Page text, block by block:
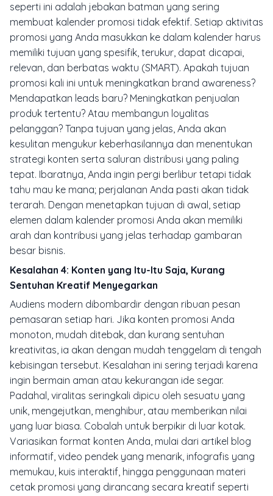
seperti ini adalah jebakan batman yang sering
membuat kalender promosi tidak efektif. Setiap aktivitas
promosi yang Anda masukkan ke dalam kalender harus
memiliki tujuan yang spesifik, terukur, dapat dicapai,
relevan, dan berbatas waktu (SMART). Apakah tujuan
promosi kali ini untuk meningkatkan brand awareness?
Mendapatkan leads baru? Meningkatkan penjualan
produk tertentu? Atau membangun loyalitas
pelanggan? Tanpa tujuan yang jelas, Anda akan
kesulitan mengukur keberhasilannya dan menentukan
strategi konten serta saluran distribusi yang paling
tepat. Ibaratnya, Anda ingin pergi berlibur tetapi tidak
tahu mau ke mana; perjalanan Anda pasti akan tidak
terarah. Dengan menetapkan tujuan di awal, setiap
elemen dalam kalender promosi Anda akan memiliki
arah dan kontribusi yang jelas terhadap gambaran
besar bisnis.
Kesalahan 4: Konten yang Itu-Itu Saja, Kurang
Sentuhan Kreatif Menyegarkan
Audiens modern dibombardir dengan ribuan pesan
pemasaran setiap hari. Jika konten promosi Anda
monoton, mudah ditebak, dan kurang sentuhan
kreativitas, ia akan dengan mudah tenggelam di tengah
kebisingan tersebut. Kesalahan ini sering terjadi karena
ingin bermain aman atau kekurangan ide segar.
Padahal, viralitas seringkali dipicu oleh sesuatu yang
unik, mengejutkan, menghibur, atau memberikan nilai
yang luar biasa. Cobalah untuk berpikir di luar kotak.
Variasikan format konten Anda, mulai dari artikel blog
informatif, video pendek yang menarik, infografis yang
memukau, kuis interaktif, hingga penggunaan materi
cetak promosi yang dirancang secara kreatif seperti